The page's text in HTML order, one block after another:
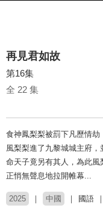
再見君如故
第16集
全 22 集
食神鳳梨梨被罰下凡歷情
風梨梨進了九黎城城主府
命天子竟另有其人，為此
正悄無聲息地拉開帷幕...
2025 中國 國語